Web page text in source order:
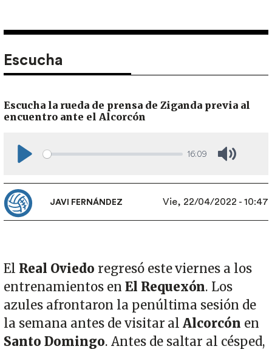
Escucha
Escucha la rueda de prensa de Ziganda previa al
encuentro ante el Alcorcón
16:09
JAVI FERNÁNDEZ Vie, 22/04/2022 - 10:47
El Real Oviedo regresó este viernes a los
entrenamientos en El Requexón. Los
azules afrontaron la penúltima sesión de
la semana antes de visitar alAlcorcón en
Santo Domingo. Antes de saltar al césped,